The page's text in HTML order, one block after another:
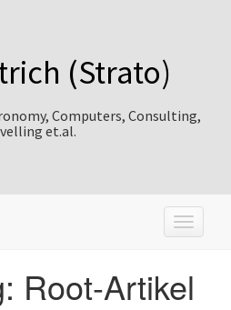
(Strato)
Computers, Consulting,
et.al.
T
o
g
l
Root-Artikel